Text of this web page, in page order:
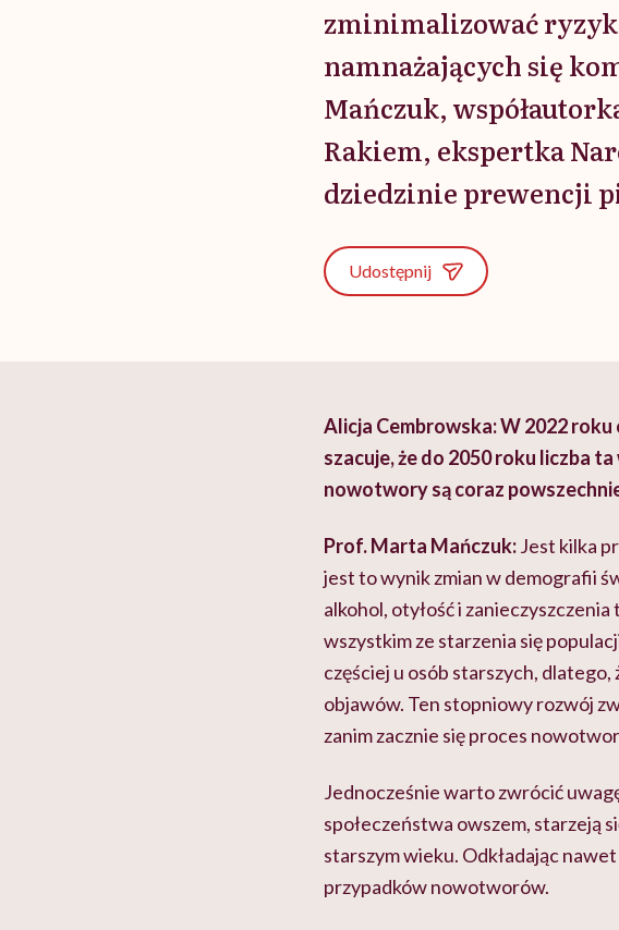
zminimalizować
namnażających się
Mańczuk,
Rakiem, ekspertka
dziedzinie prewencji
Udostępnij
Alicja Cembrowska: W 2022
szacuje, że do 2050 roku liczba
nowotwory są coraz
Prof. Marta Mańczuk:Jest kilka
jest to wynik zmian w demografii
alkohol, otyłość i
wszystkim ze starzenia się
częściej u osób starszych,
objawów. Ten stopniowy rozwój
zanim zacznie się proces
Jednocześnie warto zwrócić
społeczeństwa owszem, starzeją
starszym wieku. Odkładając
przypadków nowotworów.